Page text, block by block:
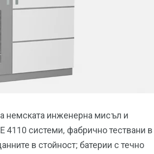
немската инженерна мисъл и
4110 системи, фабрично тествани в
в стойност; батерии с течно